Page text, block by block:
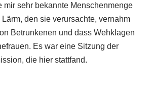
mir sehr bekannte Menschenmenge
den sie verursachte, vernahm
Betrunkenen und dass Wehklagen
Es war eine Sitzung der
die hier stattfand.